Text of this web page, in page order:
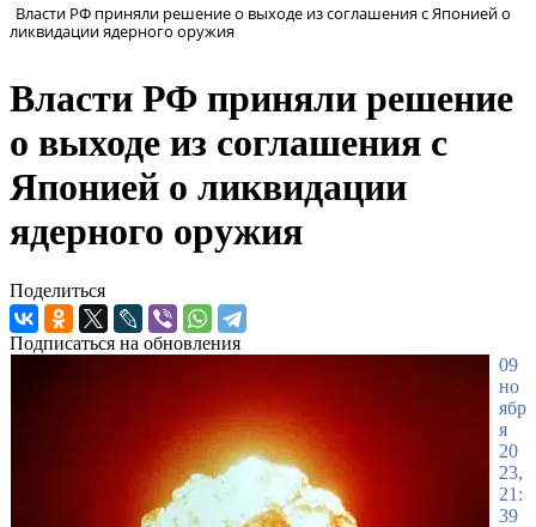
Власти РФ приняли решение о выходе из соглашения с Японией о
ликвидации ядерного оружия
Власти РФ приняли решение
о выходе из соглашения с
Японией о ликвидации
ядерного оружия
Поделиться
Подписаться на обновления
09
но
ябр
я
20
23,
21:
39